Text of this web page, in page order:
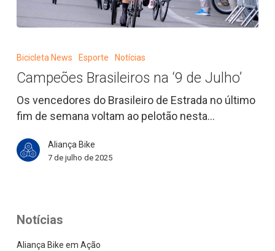
Brasileiros
‘9
de
Julho’
Bicicleta News Esporte Notícias
Campeões Brasileiros na ‘9 de Julho’
Os vencedores do Brasileiro de Estrada no último
fim de semana voltam ao pelotão nesta…
Aliança Bike
7 de julho de 2025
Notícias
Aliança Bike em Ação